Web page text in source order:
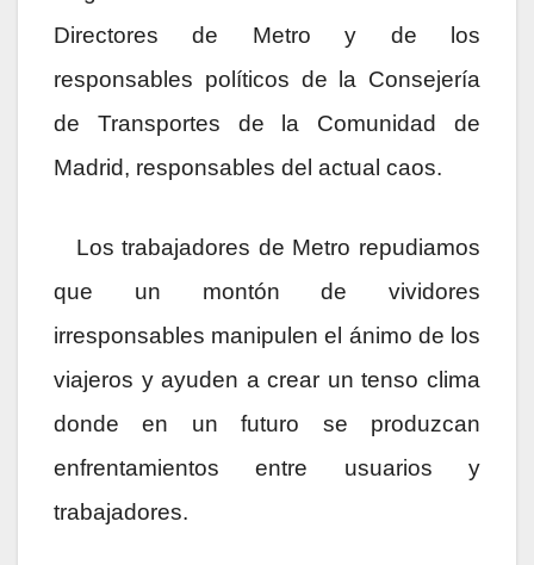
Directores de Metro y de los
responsables políticos de la Consejería
de Transportes de la Comunidad de
Madrid, responsables del actual caos.
Los trabajadores de Metro repudiamos
que un montón de vividores
irresponsables manipulen el ánimo de los
viajeros y ayuden a crear un tenso clima
donde en un futuro se produzcan
enfrentamientos entre usuarios y
trabajadores.